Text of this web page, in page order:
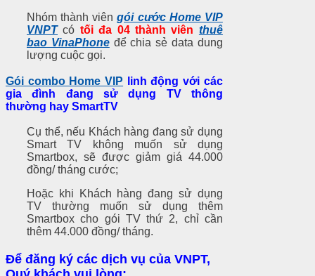
Nhóm thành viêngói cước Home VIP
VNPTcó tối đa 04 thành viên thuê
bao VinaPhoneđể chia sẻ data dung
lượng cuộc gọi.
Gói combo Home VIP linh động với các
gia đình đang sử dụng TV thông
thường hay SmartTV
Cụ thể, nếu Khách hàng đang sử dụng
Smart TV không muốn sử dụng
Smartbox, sẽ được giảm giá 44.000
đồng/ tháng cước;
Hoặc khi Khách hàng đang sử dụng
TV thường muốn sử dụng thêm
Smartbox cho gói TV thứ 2, chỉ cần
thêm 44.000 đồng/ tháng.
Để đăng ký các dịch vụ của VNPT,